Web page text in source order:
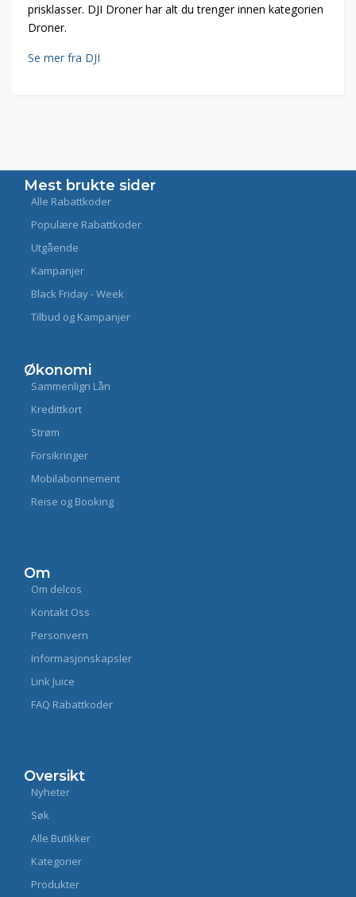
prisklasser. DJI Droner har alt du trenger innen kategorien
Droner.
Se mer fra DJI
Mest brukte sider
Alle Rabattkoder
Populære Rabattkoder
Utgående
Kampanjer
Black Friday - Week
Tilbud og Kampanjer
Økonomi
Sammenlign Lån
Kredittkort
Strøm
Forsikringer
Mobilabonnement
Reise og Booking
Om
Om delcos
Kontakt Oss
Personvern
Informasjonskapsler
Link Juice
FAQ Rabattkoder
Oversikt
Nyheter
Søk
Alle Butikker
Kategorier
Produkter